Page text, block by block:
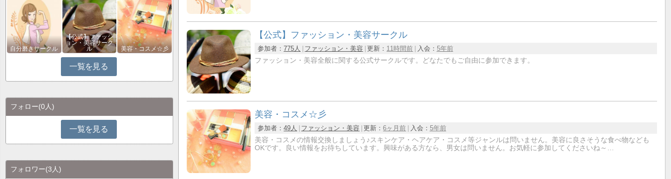
【公式】ファッション・美容サークル
参加者：775人 ファッション・美容 更新： 11時間前 入会： 5年前
ファッション・美容全般に関する公式サークルです。どなたでもご自由に参加できます。
美容・コスメ☆彡
参加者：49人 ファッション・美容 更新：6ヶ月前 入会： 5年前
美容・コスメの情報交換しましょう♪スキンケア・ヘアケア・コスメ等ジャンルは問いません。美容に良さそうな食べ物なども
OKです。良い情報をお待ちしています。興味がある方なら、男女は問いません。お気軽に参加してくださいね～…
自分磨きサークル
【公式】ファッシ
ョン・美容サーク
ル
美容・コスメ☆彡
一覧を見る
フォロー(0人)
一覧を見る
フォロワー(3人)